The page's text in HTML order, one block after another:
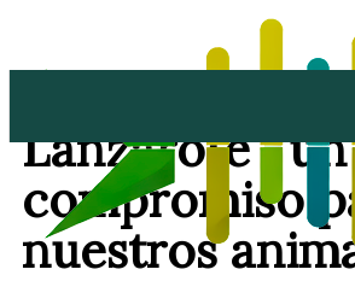
Lanzarote , un
compromiso
nuestros